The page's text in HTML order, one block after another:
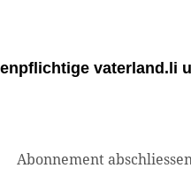
vaterland.li
Abonnement